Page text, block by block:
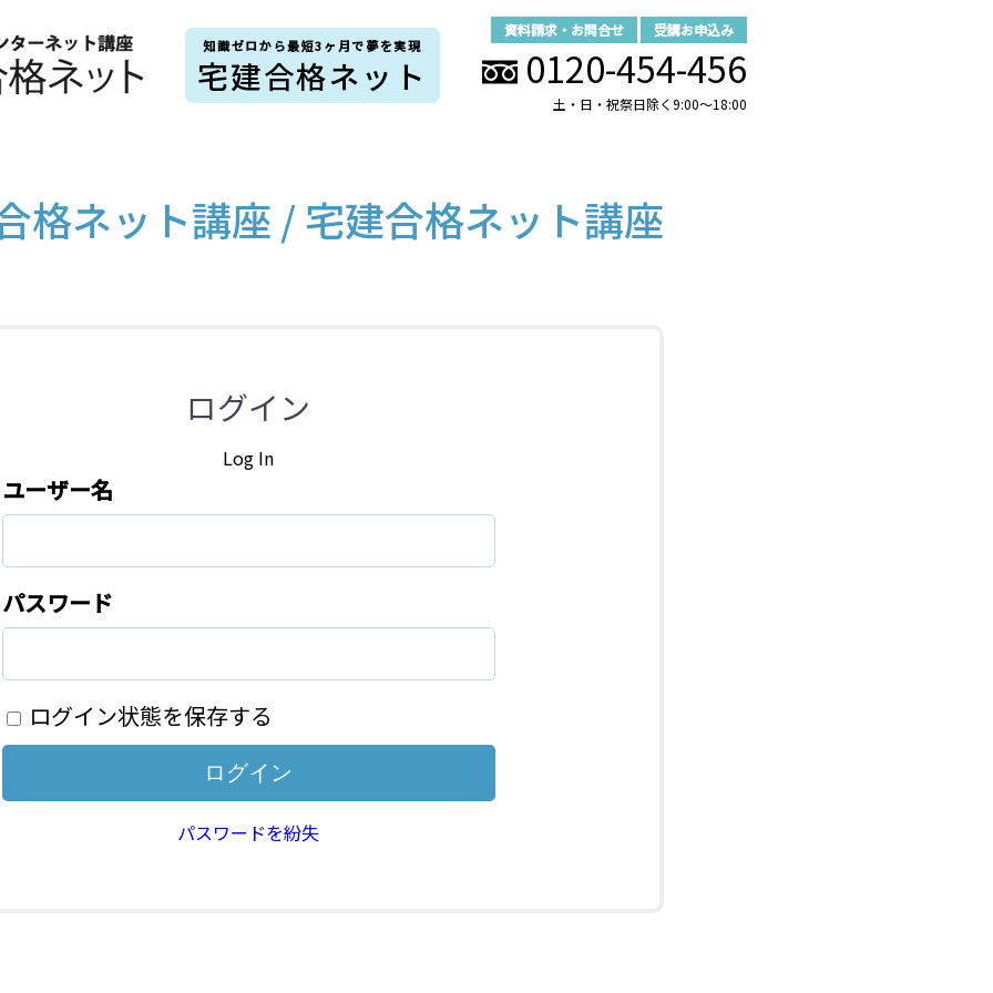
知識ゼロから最短3ヶ月で夢を実現
宅建合格ネット
資料請求・お問合せ 受講お申込み
0120-454-456
土・日・祝祭日除く9:00～18:00
格ネット講座 / 宅建合格ネット講座
ログイン
Log In
ユーザー名
パスワード
ログイン状態を保存する
パスワードを紛失